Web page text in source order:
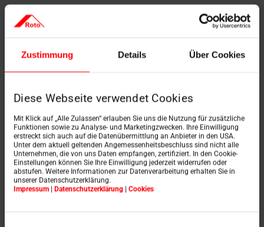
Zustimmung Details Über Cookies
Diese Webseite verwendet Cookies
Mit Klick auf „Alle Zulassen“ erlauben Sie uns die Nutzung für zusätzliche
Funktionen sowie zu Analyse- und Marketingzwecken. Ihre Einwilligung
erstreckt sich auch auf die Datenübermittlung an Anbieter in den USA.
Unter dem aktuell geltenden Angemessenheitsbeschluss sind nicht alle
Unternehmen, die von uns Daten empfangen, zertifiziert. In den Cookie-
Einstellungen können Sie Ihre Einwilligung jederzeit widerrufen oder
abstufen. Weitere Informationen zur Datenverarbeitung erhalten Sie in
unserer Datenschutzerklärung.
Impressum | Datenschutzerklärung | Cookies